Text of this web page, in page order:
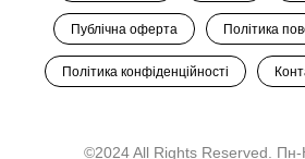
Публічна оферта Політика
Політика конфіденційності
©2024 All Rights Reserved.